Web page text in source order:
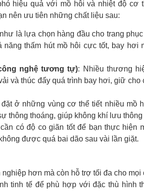
hiệu quả với mồ hôi và nhiệt độ cơ
nên ưu tiên những chất liệu sau:
là lựa chọn hàng đầu cho trang
thấm hút mồ hôi cực tốt, bay hơi
nghệ tương tự): Nhiều thương
và thúc đẩy quá trình bay hơi, giữ cho
ở những vùng cơ thể tiết nhiều mồ
thông thoáng, giúp không khí lưu thông
có độ co giãn tốt để bạn thực hiện
được quá bai dão sau vài lần giặt.
hơn mà còn hỗ trợ tối đa cho
tinh tế để phù hợp với đặc thù hình